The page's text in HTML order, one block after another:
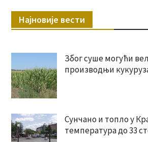
Најновије вести
Због суше могући
производњи
Сунчано и топло у
температура до 33